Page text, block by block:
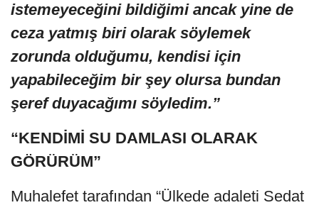
istemeyeceğini bildiğimi ancak yine de
ceza yatmış biri olarak söylemek
zorunda olduğumu, kendisi için
yapabileceğim bir şey olursa bundan
şeref duyacağımı söyledim.”
“KENDİMİ SU DAMLASI OLARAK
GÖRÜRÜM”
Muhalefet tarafından “Ülkede adaleti Sedat